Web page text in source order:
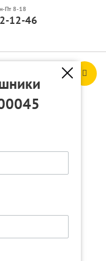
Пт 8-18
12-46